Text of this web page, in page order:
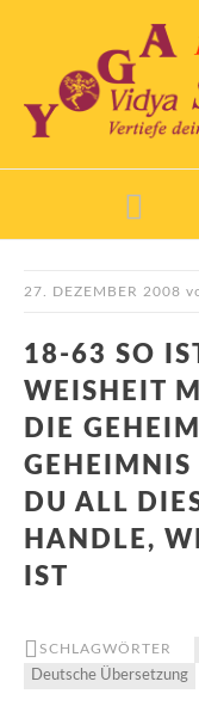
27. DEZEMBER 2008
18-63 SO
WEISHEIT
DIE
GEHEIMNIS
DU ALL
HANDLE,
IST
SCHLAGWÖRTER
Deutsche Übersetzung